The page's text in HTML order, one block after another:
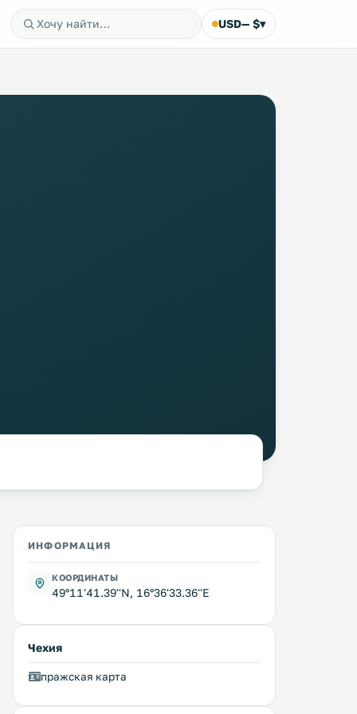
USD— $▾
ИНФОРМАЦИЯ
КООРДИНАТЫ
49°11'41.39''N, 16°36'33.36''E
Чехия
пражская карта